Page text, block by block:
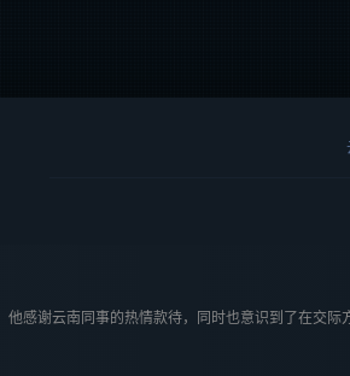
感谢云南同事的热情款待，同时也意识到了在交